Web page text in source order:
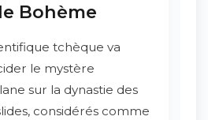
Bohème
tchèque va
le mystère
sur la dynastie des
considérés comme